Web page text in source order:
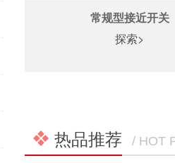
常规型接近开关
探索>
热品推荐 / HOT